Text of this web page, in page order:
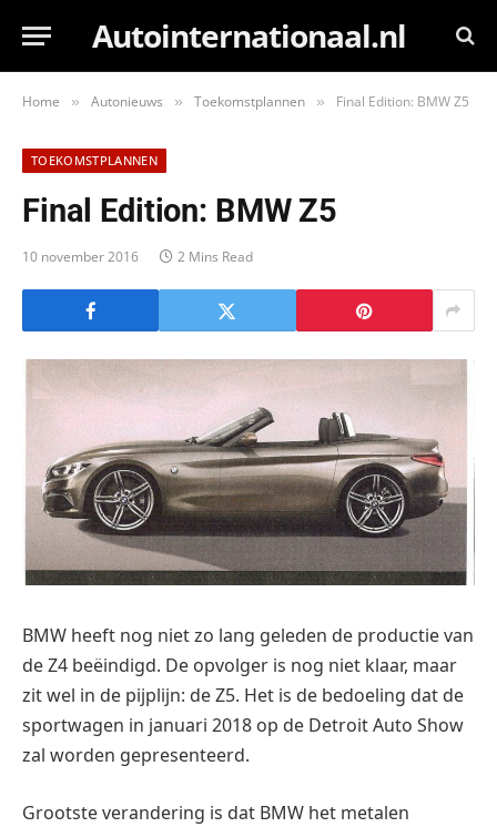
Autointernationaal.nl
Home » Autonieuws » Toekomstplannen » Final Edition: BMW Z5
TOEKOMSTPLANNEN
Final Edition: BMW Z5
10 november 2016 2 Mins Read
BMW heeft nog niet zo lang geleden de productie van
de Z4 beëindigd. De opvolger is nog niet klaar, maar
zit wel in de pijplijn: de Z5. Het is de bedoeling dat de
sportwagen in januari 2018 op de Detroit Auto Show
zal worden gepresenteerd.
Grootste verandering is dat BMW het metalen